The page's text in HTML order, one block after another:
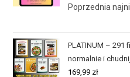
Poprzednia
PLATINUM – 291
normalnie i
169,99 zł